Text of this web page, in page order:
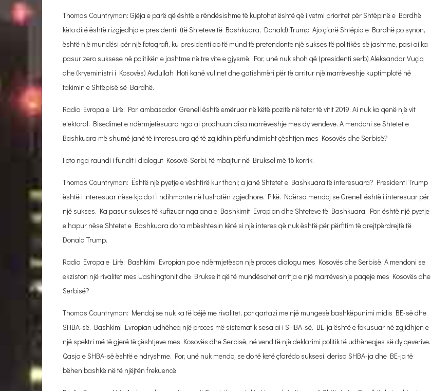
Thomas Countryman: Gjëja e parë që është e rëndësishme të kuptohet është që i vetmi prioritet për Shtëpinë e Bardhë
këto ditë është rizgjedhja e presidentit (të Shteteve të Bashkuara, Donald) Trump. Ajo çfarë Shtëpia e Bardhë po synon,
është një mundësi për një fotografi, ku presidenti do të mund të pretendonte një sukses të politikës së jashtme, pasi ai ka
pasur zero suksese në politikën e jashtme në tre vite e gjysmë. Por, unë nuk shoh që (presidenti serb) Aleksandar Vuçiq
dhe (kryeministri i Kosovës) Avdullah Hoti kanë vullnet dhe gatishmëri për të arritur një marrëveshje kuptimplotë në
takimin e Shtëpisë së Bardhë.
Radio Evropa e Lirë: Por, ambasadori Grenell është emëruar në këtë pozitë në tetor të vitit 2019. Ai nuk ka qenë një vit
elektoral. Bisedimet e ndërmjetësuara nga ai prodhuan disa marrëveshje mes dy vendeve. A mendoni se Shtetet e
Bashkuara më shumë janë të interesuara që të zgjidhin përfundimisht çështjen mes Kosovës dhe Serbisë?
Foto nga raundi i fundit i dialogut Kosovë-Serbi, të mbajtur në Bruksel më 16 korrik.
Thomas Countryman: Është një pyetje e vështirë kur thoni; a janë Shtetet e Bashkuara të interesuara? Presidenti Trump
është i interesuar nëse kjo do t’i ndihmonte në fushatën zgjedhore. Pikë. Ndërsa mendoj se Grenell është i interesuar për
një sukses. Ka pasur sukses të kufizuar nga ana e Bashkimit Evropian dhe Shteteve të Bashkuara. Por, është një pyetje
e hapur nëse Shtetet e Bashkuara do ta mbështesin këtë si një interes që nuk është për përfitim të drejtpërdrejtë të
Donald Trump.
Radio Evropa e Lirë: Bashkimi Evropian po e ndërmjetëson një proces dialogu mes Kosovës dhe Serbisë. A mendoni se
ekziston një rivalitet mes Uashingtonit dhe Brukselit që të mundësohet arritja e një marrëveshje paqeje mes Kosovës dhe
Serbisë?
Thomas Countryman: Mendoj se nuk ka të bëjë me rivalitet, por qartazi me një mungesë bashkëpunimi midis BE-së dhe
SHBA-së. Bashkimi Evropian udhëheq një proces më sistematik sesa ai i SHBA-së. BE-ja është e fokusuar në zgjidhjen e
një spektri më të gjerë të çështjeve mes Kosovës dhe Serbisë, në vend të një deklarimi politik të udhëheqjes së dy qeverive.
Qasja e SHBA-së është e ndryshme. Por, unë nuk mendoj se do të ketë çfarëdo suksesi, derisa SHBA-ja dhe BE-ja të
bëhen bashkë në të njëjtën frekuencë.